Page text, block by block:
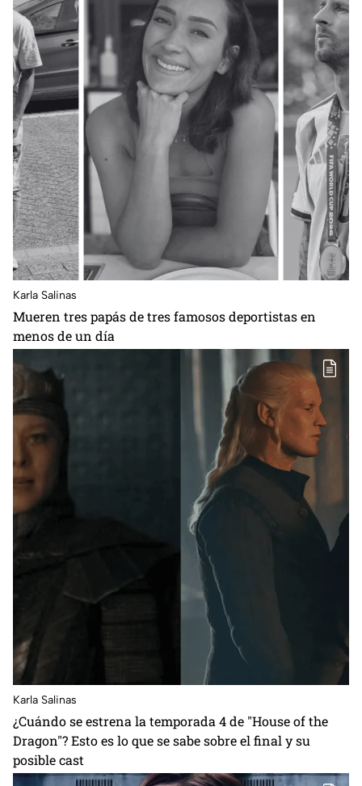
Karla Salinas
Mueren tres papás de tres famosos deportistas en
menos de un día
Karla Salinas
¿Cuándo se estrena la temporada 4 de "House of the
Dragon"? Esto es lo que se sabe sobre el final y su
posible cast